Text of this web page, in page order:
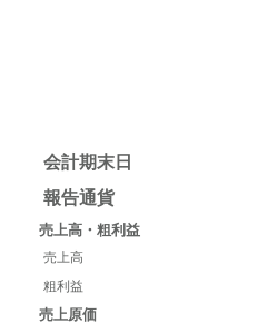
会計期末日
報告通貨
売上高・粗利益
売上高
粗利益
売上原価